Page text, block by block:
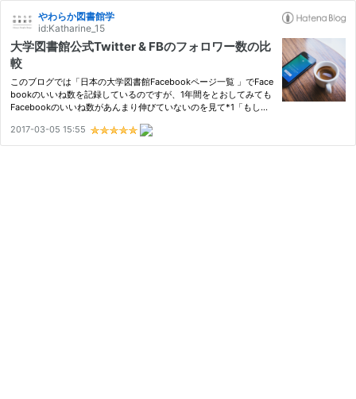
やわらか図書館学
id:Katharine_15
大学図書館公式Twitter & FBのフォロワー数の比
較
このブログでは「日本の大学図書館Facebookページ一覧 」でFace
bookのいいね数を記録しているのですが、1年間をとおしてみても
Facebookのいいね数があんまり伸びていないのを見て*1「もしか
itterと比較してみようと思いました。 TwitterとFacebookのフォロ
ワー…
2017-03-05 15:55